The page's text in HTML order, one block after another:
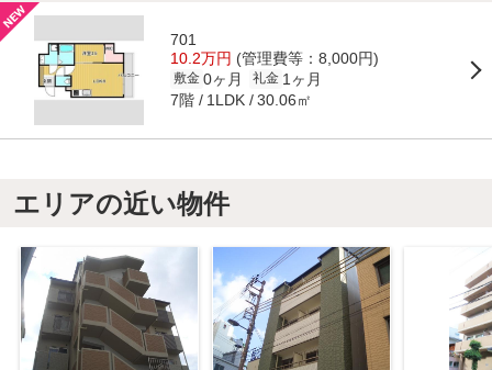
701
10.2万円 (管理費等：8,000円)
敷金 0ヶ月 礼金 1ヶ月
7階 1LDK 30.06㎡
エリアの近い物件